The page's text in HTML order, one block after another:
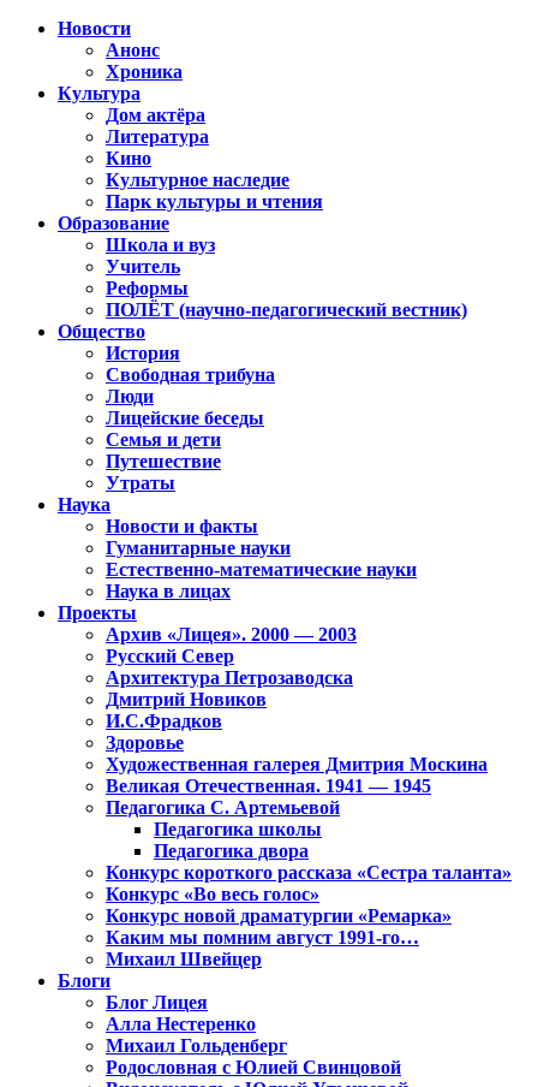
Новости
Анонс
Хроника
Культура
Дом актёра
Литература
Кино
Культурное наследие
Парк культуры и чтения
Образование
Школа и вуз
Учитель
Реформы
ПОЛЁТ (научно-педагогический вестник)
Общество
История
Свободная трибуна
Люди
Лицейские беседы
Семья и дети
Путешествие
Утраты
Наука
Новости и факты
Гуманитарные науки
Естественно-математические науки
Наука в лицах
Проекты
Архив «Лицея». 2000 — 2003
Русский Север
Архитектура Петрозаводска
Дмитрий Новиков
И.С.Фрадков
Здоровье
Художественная галерея Дмитрия Москина
Великая Отечественная. 1941 — 1945
Педагогика С. Артемьевой
Педагогика школы
Педагогика двора
Конкурс короткого рассказа «Сестра таланта»
Конкурс «Во весь голос»
Конкурс новой драматургии «Ремарка»
Каким мы помним август 1991-го…
Михаил Швейцер
Блоги
Блог Лицея
Алла Нестеренко
Михаил Гольденберг
Родословная с Юлией Свинцовой